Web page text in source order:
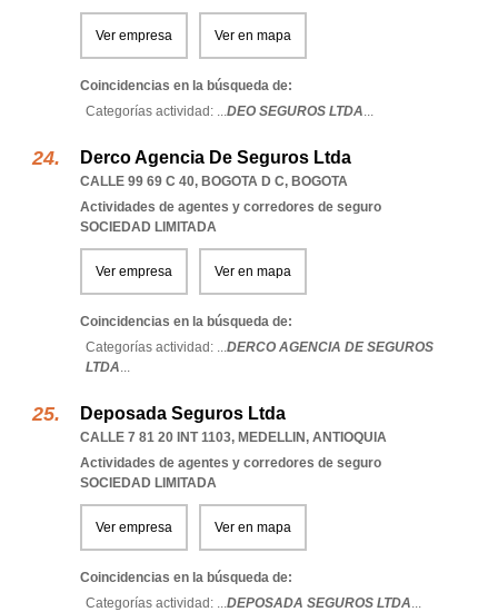
Ver empresa Ver en mapa
Coincidencias en la búsqueda de:
Categorías actividad: ...DEO SEGUROS LTDA...
Derco Agencia De Seguros Ltda
CALLE 99 69 C 40, BOGOTA D C, BOGOTA
Actividades de agentes y corredores de seguro
SOCIEDAD LIMITADA
Ver empresa Ver en mapa
Coincidencias en la búsqueda de:
Categorías actividad: ...DERCO AGENCIA DE SEGUROS
LTDA...
Deposada Seguros Ltda
CALLE 7 81 20 INT 1103, MEDELLIN, ANTIOQUIA
Actividades de agentes y corredores de seguro
SOCIEDAD LIMITADA
Ver empresa Ver en mapa
Coincidencias en la búsqueda de:
Categorías actividad: ...DEPOSADA SEGUROS LTDA...